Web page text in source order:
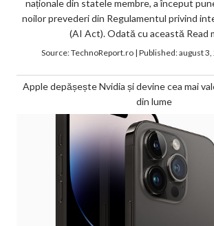
naționale din statele membre, a început
noilor prevederi din Regulamentul privind
(AI Act). Odată cu această Read
Source:TechnoReport.ro| Published:august 3,
Apple depășește Nvidia și devine cea mai
din lume